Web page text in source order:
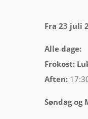
Fra 23 juli
Alle dage:
Frokost:
Aften:
Søndag og